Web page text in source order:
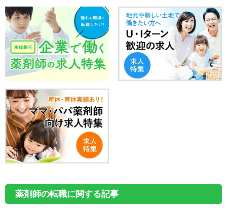
薬剤師の転職に関する記事